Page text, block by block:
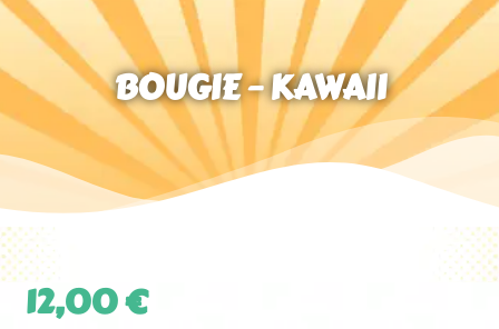
BOUGIE – KAWAII
12,00€